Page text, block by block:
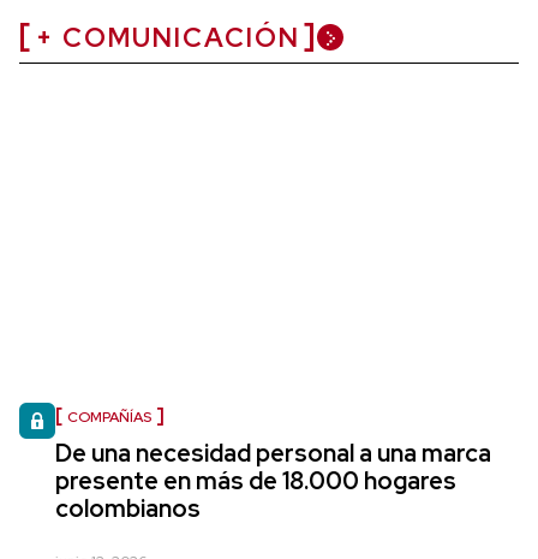
+ COMUNICACIÓN
COMPAÑÍAS
De una necesidad personal a una marca
presente en más de 18.000 hogares
colombianos